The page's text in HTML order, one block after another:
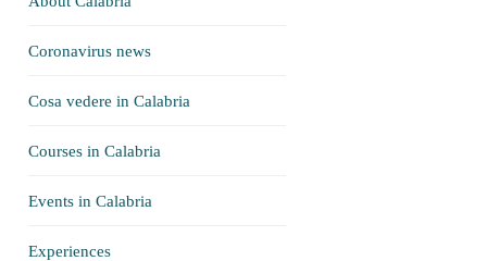
Coronavirus news
Cosa vedere in Calabria
Courses in Calabria
Events in Calabria
Experiences